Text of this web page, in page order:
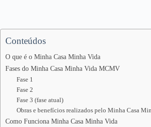
Conteúdos
O que é o Minha Casa Minha Vida
Fases do Minha Casa Minha Vida MCMV
Fase 1
Fase 2
Fase 3 (fase atual)
Obras e benefícios realizados pelo Minha Casa
Como Funciona Minha Casa Minha Vida